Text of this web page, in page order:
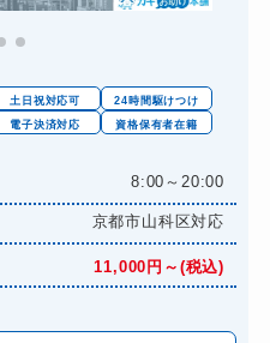
土日祝対応可
24時間駆けつけ
電子決済対応 資格保有者在籍
8:00～20:00
京都市山科区対応
11,000円～(税込)